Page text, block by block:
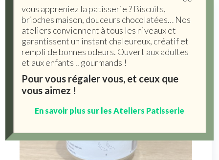
vous appreniez la patisserie ? Biscuits,
brioches maison, douceurs chocolatées… Nos
ateliers conviennent à tous les niveaux et
garantissent un instant chaleureux, créatif et
rempli de bonnes odeurs. Ouvert aux adultes
et aux enfants .. gourmands !
Pour vous régaler vous, et ceux que
vous aimez !
En savoir plus sur les Ateliers Patisserie